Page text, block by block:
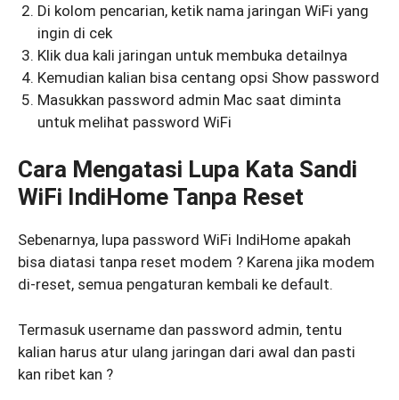
Di kolom pencarian, ketik nama jaringan WiFi yang
ingin di cek
Klik dua kali jaringan untuk membuka detailnya
Kemudian kalian bisa centang opsi Show password
Masukkan password admin Mac saat diminta
untuk melihat password WiFi
Cara Mengatasi Lupa Kata Sandi
WiFi IndiHome Tanpa Reset
Sebenarnya, lupa password WiFi IndiHome apakah
bisa diatasi tanpa reset modem ? Karena jika modem
di-reset, semua pengaturan kembali ke default.
Termasuk username dan password admin, tentu
kalian harus atur ulang jaringan dari awal dan pasti
kan ribet kan ?